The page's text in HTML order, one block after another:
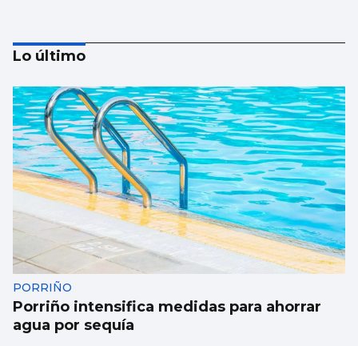
Trump tacha de hipócrita a Irán por negar
negociaciones
Lo último
PORRIÑO
Porriño intensifica medidas para ahorrar
agua por sequía